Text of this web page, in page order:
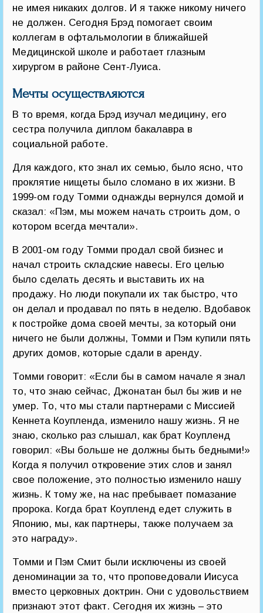
не имея никаких долгов. И я также никому ничего
не должен. Сегодня Брэд помогает своим
коллегам в офтальмологии в ближайшей
Медицинской школе и работает глазным
хирургом в районе Сент-Луиса.
Мечты осуществляются
В то время, когда Брэд изучал медицину, его
сестра получила диплом бакалавра в
социальной работе.
Для каждого, кто знал их семью, было ясно, что
проклятие нищеты было сломано в их жизни. В
1999-ом году Томми однажды вернулся домой и
сказал: «Пэм, мы можем начать строить дом, о
котором всегда мечтали».
В 2001-ом году Томми продал свой бизнес и
начал строить складские навесы. Его целью
было сделать десять и выставить их на
продажу. Но люди покупали их так быстро, что
он делал и продавал по пять в неделю. Вдобавок
к постройке дома своей мечты, за который они
ничего не были должны, Томми и Пэм купили пять
других домов, которые сдали в аренду.
Томми говорит: «Если бы в самом начале я знал
то, что знаю сейчас, Джонатан был бы жив и не
умер. То, что мы стали партнерами с Миссией
Кеннета Коупленда, изменило нашу жизнь. Я не
знаю, сколько раз слышал, как брат Коупленд
говорил: «Вы больше не должны быть бедными!»
Когда я получил откровение этих слов и занял
свое положение, это полностью изменило нашу
жизнь. К тому же, на нас пребывает помазание
пророка. Когда брат Коупленд едет служить в
Японию, мы, как партнеры, также получаем за
это награду».
Томми и Пэм Смит были исключены из своей
деноминации за то, что проповедовали Иисуса
вместо церковных доктрин. Они с удовольствием
признают этот факт. Сегодня их жизнь – это